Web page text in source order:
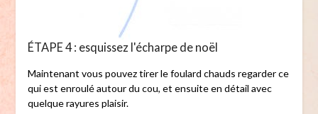
ÉTAPE 4 : esquissez l'écharpe de noël
Maintenant vous pouvez tirer le foulard chauds regarder ce
qui est enroulé autour du cou, et ensuite en détail avec
quelque rayures plaisir.